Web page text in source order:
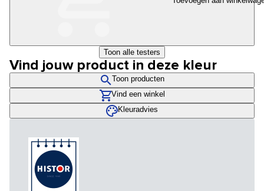
Toon alle testers
Vind jouw product in deze kleur
Toon producten
Vind een winkel
Kleuradvies